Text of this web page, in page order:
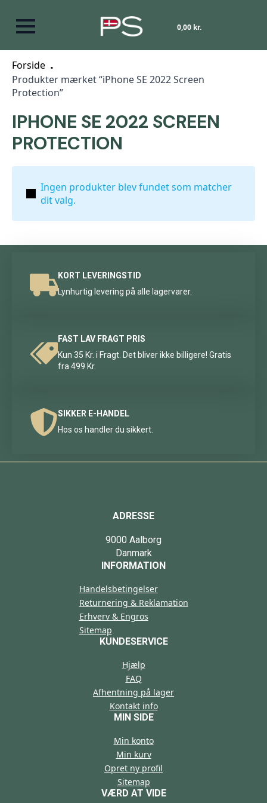
0,00 kr.
Forside
Produkter mærket “iPhone SE 2022 Screen
Protection”
IPHONE SE 2022 SCREEN
PROTECTION
Ingen produkter blev fundet som matcher
dit valg.
KORT LEVERINGSTID
Lynhurtig levering på alle lagervarer.
FAST LAV FRAGT PRIS
Kun 35 Kr. i Fragt. Det bliver ikke billigere! Gratis
fra 499 Kr.
SIKKER E-HANDEL
Hos os handler du sikkert.
ADRESSE
9000 Aalborg
Danmark
INFORMATION
Handelsbetingelser
Returnering & Reklamation
Erhverv & Engros
Sitemap
KUNDESERVICE
Hjælp
FAQ
Afhentning på lager
Kontakt info
MIN SIDE
Min konto
Min kurv
Opret ny profil
Sitemap
VÆRD AT VIDE